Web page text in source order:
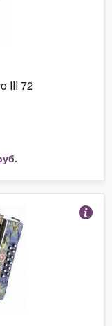
III 72